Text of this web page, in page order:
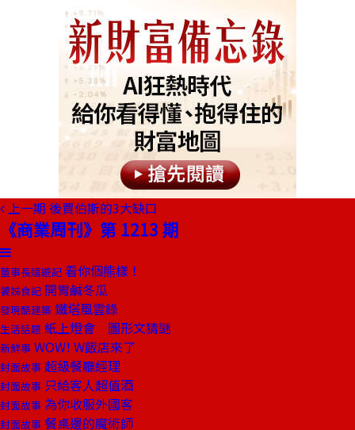
上一期 後賈伯斯的3大缺口
《商業周刊》第 1213 期
董事長嬉遊記 看你個熊樣！
饕姊食記 開胃鹹冬瓜
發現酷建築 鐵塔風雲錄
生活話題 紙上燈會 圖形文猜謎
新鮮事 WOW! W飯店來了
封面故事 超級餐廳經理
封面故事 只給客人超值酒
封面故事 為你收服外國客
封面故事 餐桌邊的魔術師